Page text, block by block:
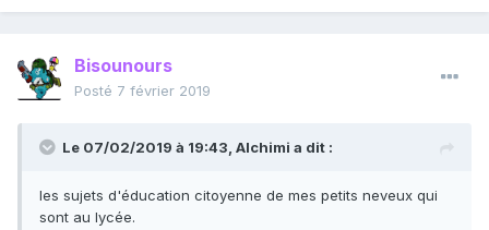
Bisounours
Posté 7 février 2019
Le 07/02/2019 à 19:43, Alchimi a dit :
les sujets d'éducation citoyenne de mes petits neveux qui
sont au lycée.